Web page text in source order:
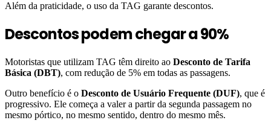
Além da praticidade, o uso da TAG garante descontos.
Descontos podem chegar a 90%
Motoristas que utilizam TAG têm direito ao Desconto de Tarifa
Básica (DBT), com redução de 5% em todas as passagens.
Outro benefício é o Desconto de Usuário Frequente (DUF), que é
progressivo. Ele começa a valer a partir da segunda passagem no
mesmo pórtico, no mesmo sentido, dentro do mesmo mês.